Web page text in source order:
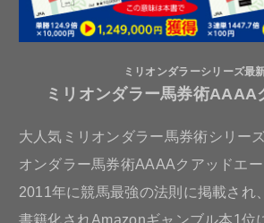
ミリオンダラーシリーズ最
ミリオンダラー馬券術AAAA
大人気ミリオンダラー馬券術シリー
オンダラー馬券術AAAAクアッドエー
2011年に競馬最強の法則に掲載され
書籍化されAmazonギャンブル本1位